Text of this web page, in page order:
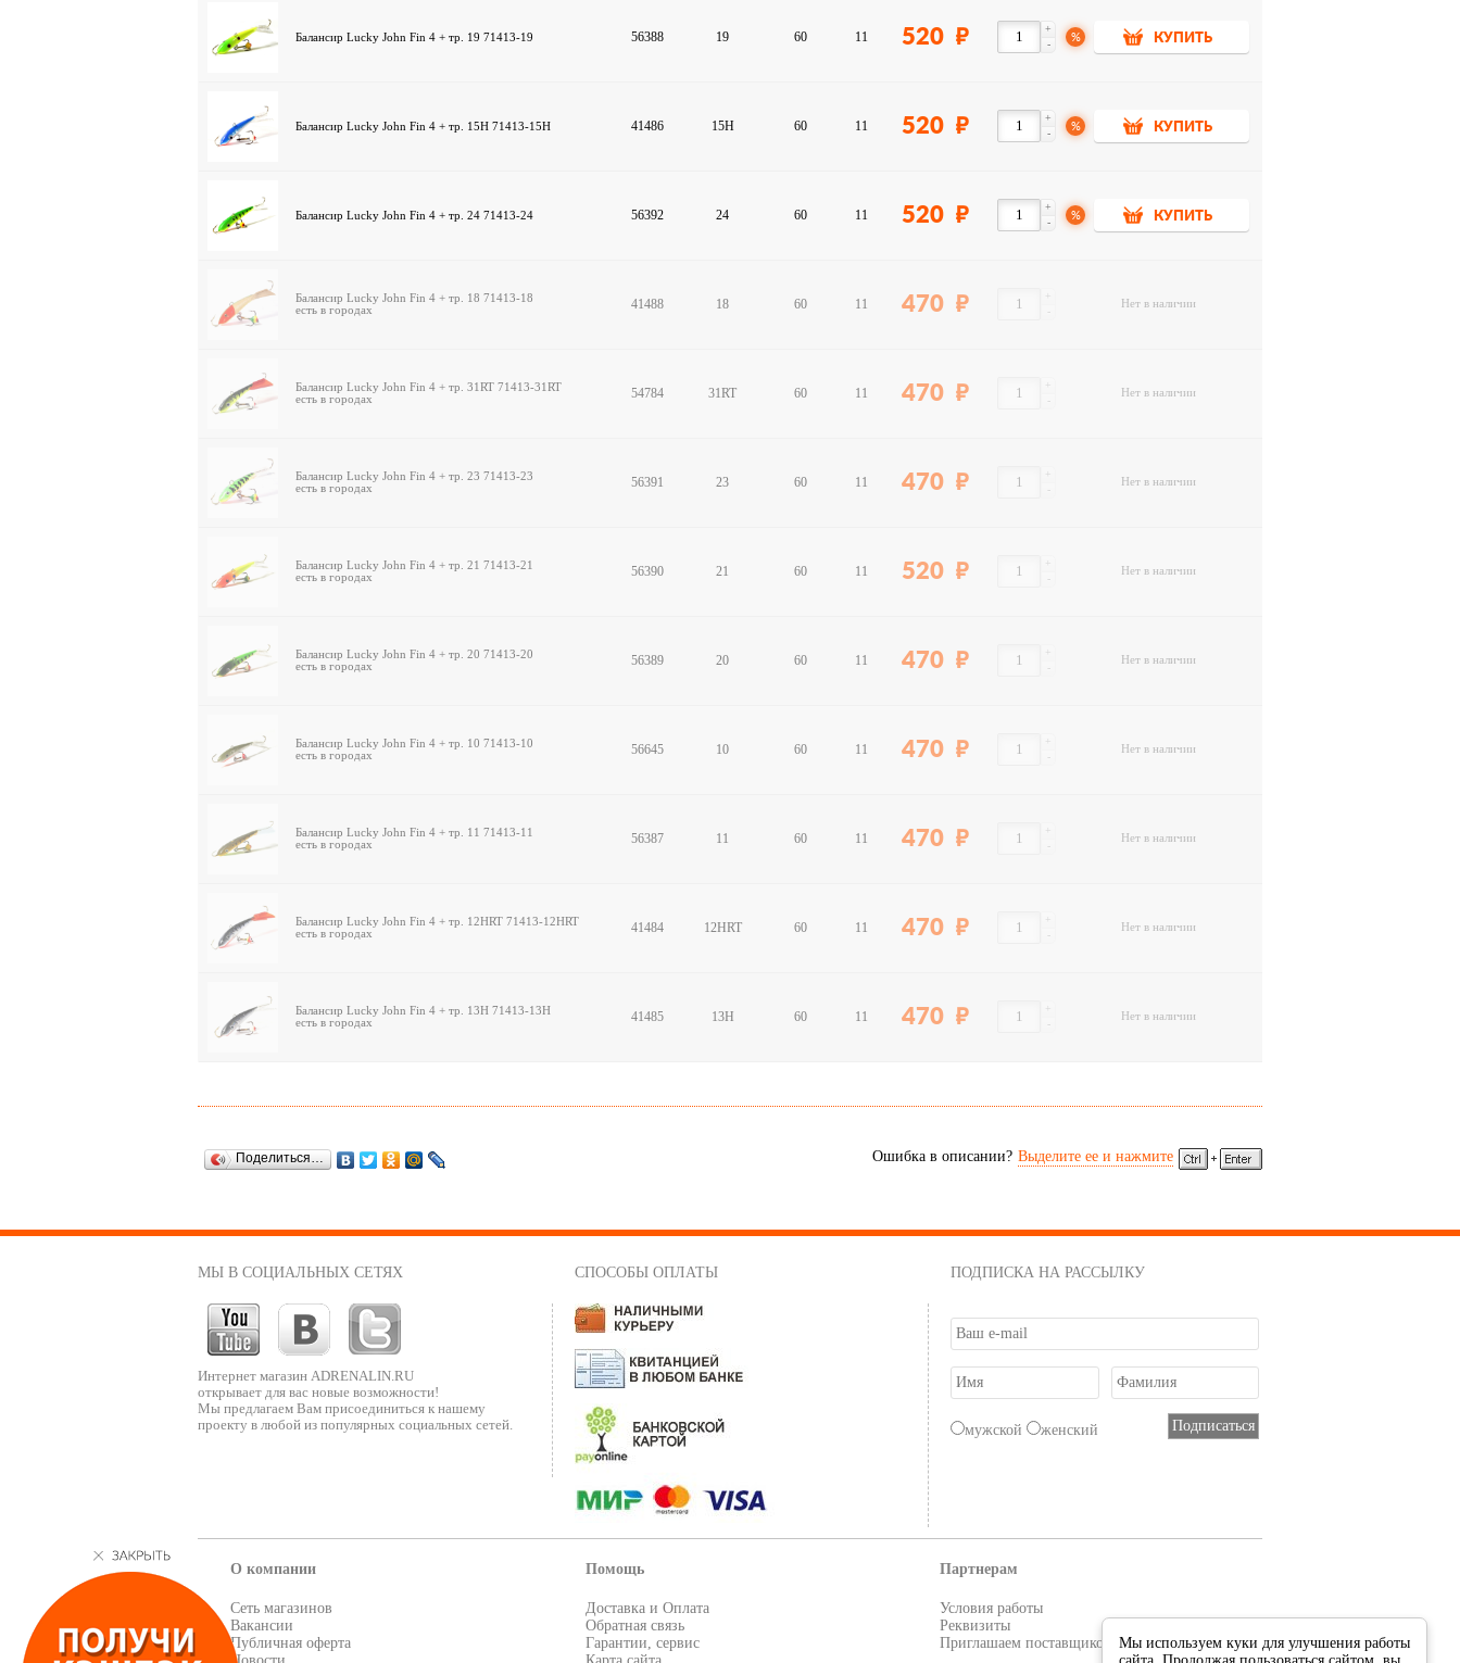
Балансир Lucky John Fin 4 + тр. 19 71413-19 56388 19 60 11 520 -
+
% КУПИТЬ
Балансир Lucky John Fin 4 + тр. 15H 71413-15H 41486 15H 60 11 520 -
+
% КУПИТЬ
Балансир Lucky John Fin 4 + тр. 24 71413-24 56392 24 60 11 520 -
+
% КУПИТЬ
Балансир Lucky John Fin 4 + тр. 18 71413-18
есть в городах
41488 18 60 11 470 -
+
Нет в наличии
Балансир Lucky John Fin 4 + тр. 31RT 71413-31RT
есть в городах
54784 31RT 60 11 470 -
+
Нет в наличии
Балансир Lucky John Fin 4 + тр. 23 71413-23
есть в городах
56391 23 60 11 470 -
+
Нет в наличии
Балансир Lucky John Fin 4 + тр. 21 71413-21
есть в городах
56390 21 60 11 520 -
+
Нет в наличии
Балансир Lucky John Fin 4 + тр. 20 71413-20
есть в городах
56389 20 60 11 470 -
+
Нет в наличии
Балансир Lucky John Fin 4 + тр. 10 71413-10
есть в городах
56645 10 60 11 470 -
+
Нет в наличии
Балансир Lucky John Fin 4 + тр. 11 71413-11
есть в городах
56387 11 60 11 470 -
+
Нет в наличии
Балансир Lucky John Fin 4 + тр. 12HRT 71413-12HRT
есть в городах
41484 12HRT 60 11 470 -
+
Нет в наличии
Балансир Lucky John Fin 4 + тр. 13H 71413-13H
есть в городах
41485 13H 60 11 470 -
+
Нет в наличии
Ошибка в описании? Выделите ее и нажмите
Поделиться…
МЫ В СОЦИАЛЬНЫХ СЕТЯХ
Интернет магазин ADRENALIN.RU
открывает для вас новые возможности!
Мы предлагаем Вам присоединиться к нашему
проекту в любой из популярных социальных сетей.
СПОСОБЫ ОПЛАТЫ ПОДПИСКА НА РАССЫЛКУ
мужской женский
О компании
Сеть магазинов
Вакансии
Публичная оферта
Помощь
Доставка и Оплата
Обратная связь
Гарантии, сервис
Партнерам
Условия работы
Реквизиты
Приглашаем поставщиков
Мы используем куки для улучшения работы